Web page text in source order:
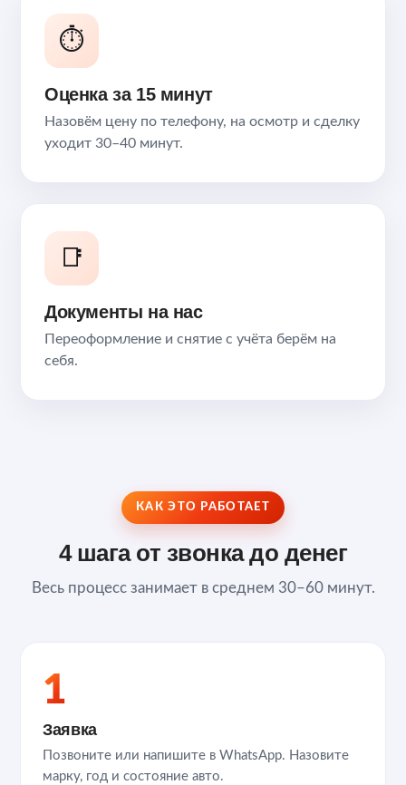
⏱️
Оценка за 15 минут
Назовём цену по телефону, на осмотр и сделку
уходит 30–40 минут.
📑
Документы на нас
Переоформление и снятие с учёта берём на
себя.
КАК ЭТО РАБОТАЕТ
4 шага от звонка до денег
Весь процесс занимает в среднем 30–60 минут.
1
Заявка
Позвоните или напишите в WhatsApp. Назовите
марку, год и состояние авто.